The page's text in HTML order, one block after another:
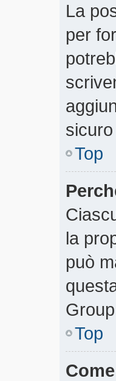
La
per
Top
la
può
Top